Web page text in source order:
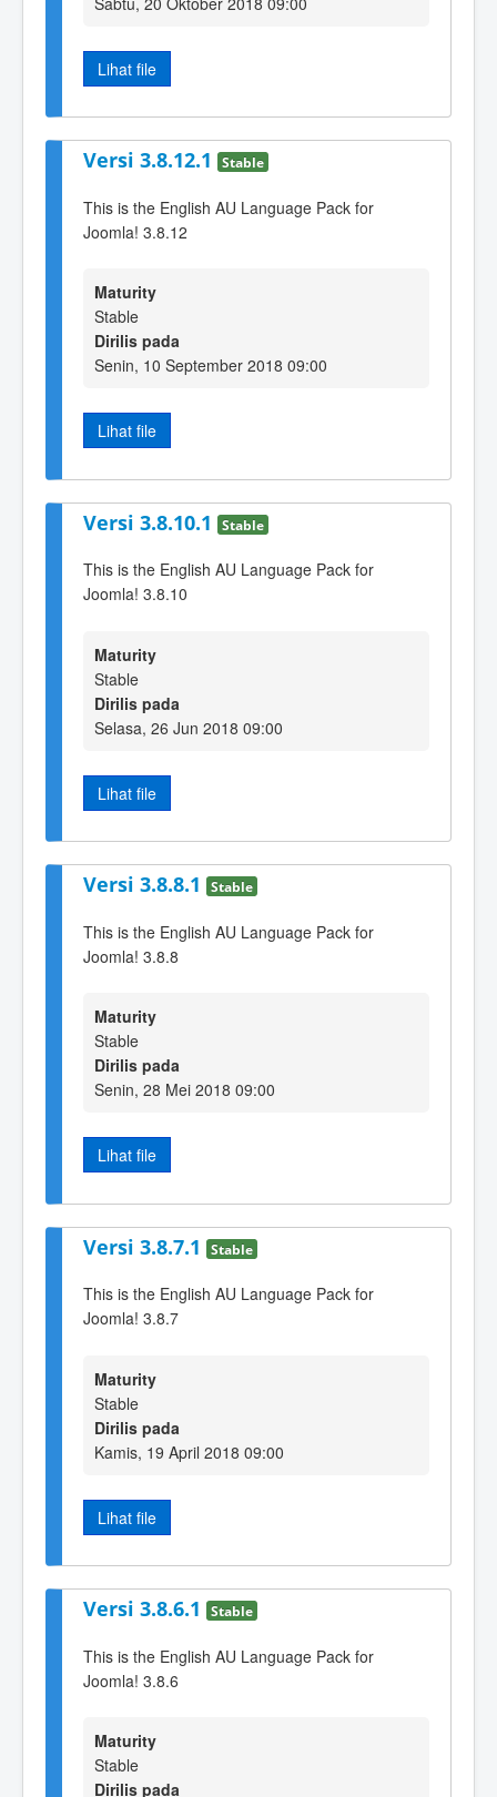
Lihat file
Versi 3.8.12.1 Stable
This is the English AU Language Pack for
Joomla! 3.8.12
Maturity
Stable
Dirilis pada
Senin, 10 September 2018 09:00
Lihat file
Versi 3.8.10.1 Stable
This is the English AU Language Pack for
Joomla! 3.8.10
Maturity
Stable
Dirilis pada
Selasa, 26 Jun 2018 09:00
Lihat file
Versi 3.8.8.1 Stable
This is the English AU Language Pack for
Joomla! 3.8.8
Maturity
Stable
Dirilis pada
Senin, 28 Mei 2018 09:00
Lihat file
Versi 3.8.7.1 Stable
This is the English AU Language Pack for
Joomla! 3.8.7
Maturity
Stable
Dirilis pada
Kamis, 19 April 2018 09:00
Lihat file
Versi 3.8.6.1 Stable
This is the English AU Language Pack for
Joomla! 3.8.6
Maturity
Stable
Dirilis pada